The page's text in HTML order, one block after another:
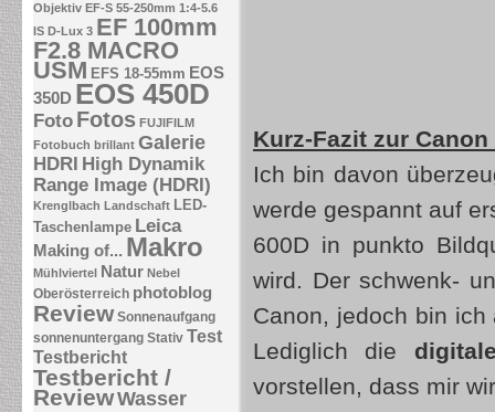
Objektiv EF-S 55-250mm 1:4-5.6
IS D-Lux 3 EF 100mm
F2.8 MACRO
USM EFS 18-55mm EOS
350D EOS 450D
Foto Fotos FUJIFILM
Fotobuch brillant Galerie
HDRI High Dynamik
Range Image (HDRI)
Krenglbach Landschaft LED-
Taschenlampe Leica
Making of... Makro
Mühlviertel Natur Nebel
Oberösterreich photoblog
Review Sonnenaufgang
sonnenuntergang Stativ Test
Testbericht
Testbericht /
ReviewWasser
Kurz-Fazit zur Canon
Ich bin davon
werde gespannt auf
600D in punkto
wird. Der schwenk-
Canon, jedoch bin
Lediglich die
vorstellen, dass mir